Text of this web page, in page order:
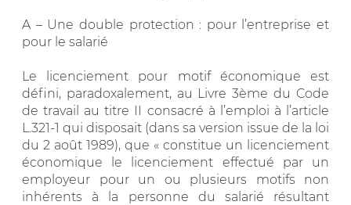
A – Une double protection : pour l’entreprise et
pour le salarié
Le licenciement pour motif économique est
défini, paradoxalement, au Livre 3ème du Code
de travail au titre II consacré à l’emploi à l’article
L.321-1 qui disposait (dans sa version issue de la loi
du 2 août 1989), que « constitue un licenciement
économique le licenciement effectué par un
employeur pour un ou plusieurs motifs non
inhérents à la personne du salarié résultant